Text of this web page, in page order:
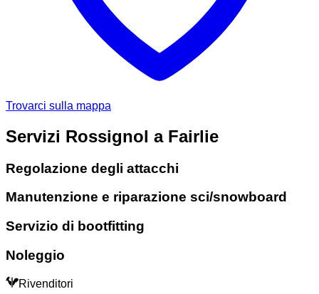
Trovarci sulla mappa
Servizi Rossignol a Fairlie
Regolazione degli attacchi
Manutenzione e riparazione sci/snowboard
Servizio di bootfitting
Noleggio
Rivenditori